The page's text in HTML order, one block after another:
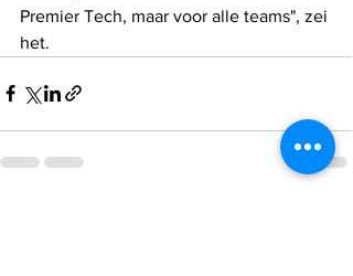
Premier Tech, maar voor alle teams", zei
het.